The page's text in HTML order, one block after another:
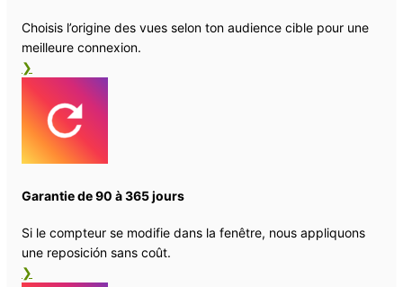
Choisis l’origine des vues selon ton audience cible pour une
meilleure connexion.
❯
Garantie de 90 à 365 jours
Si le compteur se modifie dans la fenêtre, nous appliquons
une reposición sans coût.
❯